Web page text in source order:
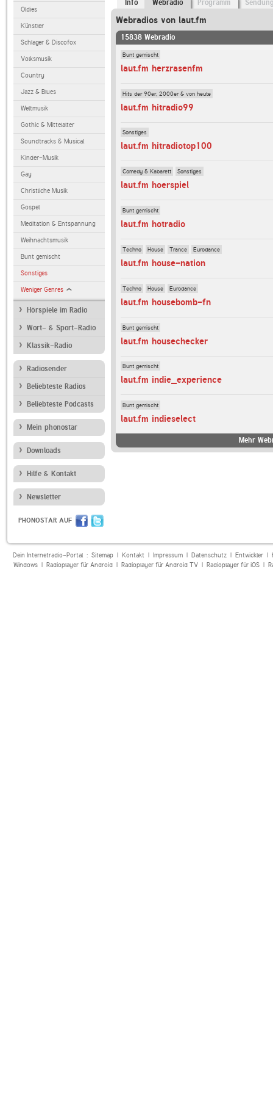
Oldies
Künstler
Schlager & Discofox
Volksmusik
Country
Jazz & Blues
Weltmusik
Gothic & Mittelalter
Soundtracks & Musical
Kinder-Musik
Gay
Christliche Musik
Gospel
Meditation & Entspannung
Weihnachtsmusik
Bunt gemischt
Sonstiges
Weniger Genres
Hörspiele im Radio
Wort- & Sport-Radio
Klassik-Radio
Radiosender
Beliebteste Radios
Beliebteste Podcasts
Mein phonostar
Downloads
Hilfe & Kontakt
Newsletter
PHONOSTAR AUF
Info Webradio Programm
Webradios von laut.fm
15838 Webradio
Bunt gemischt
laut.fm herzrasenfm
Hits der 90er, 2000er & von heute
laut.fm hitradio99
Sonstiges
laut.fm hitradiotop100
Comedy & Kabarett Sonstiges
laut.fm hoerspiel
Bunt gemischt
laut.fm hotradio
Techno House Trance Eurodance
laut.fm house-nation
Techno House Eurodance
laut.fm housebomb-fn
Bunt gemischt
laut.fm housechecker
Bunt gemischt
laut.fm indie_experience
Bunt gemischt
laut.fm indieselect
Mehr
Dein Internetradio-Portal : Sitemap| Kontakt| Impressum| Datenschutz| Entwickler|
Windows| Radioplayer für Android| Radioplayer für Android TV| Radioplayer für iOS|